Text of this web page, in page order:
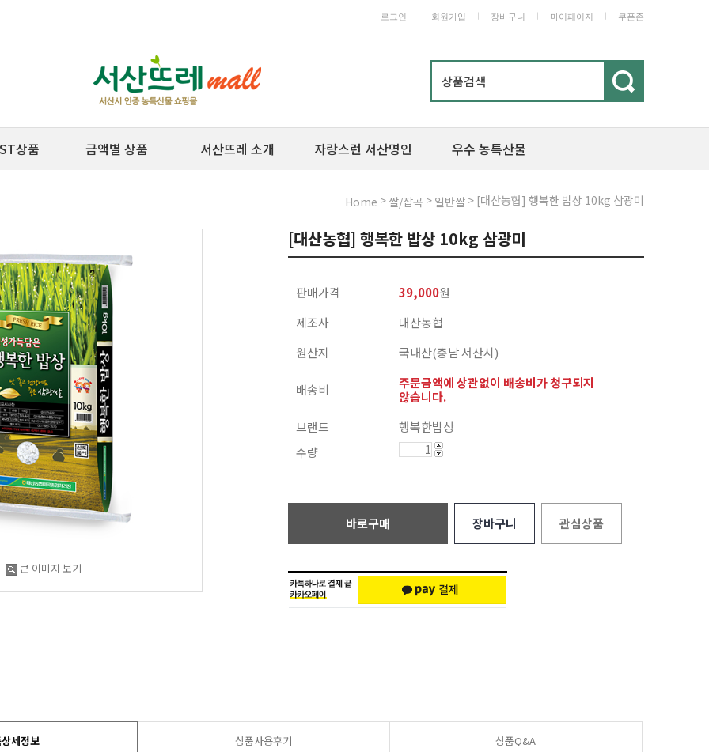
로그인 회원가입 장바구니 마이페이지 쿠폰존
상품검색
상품 금액별 상품 서산뜨레 소개 자랑스런 서산명인 우수 농특산물
Home > 쌀/잡곡 > 일반쌀 > [대산농협] 행복한 밥상 10kg 삼광미
큰 이미지 보기
[대산농협] 행복한 밥상 10kg 삼광미
판매가격 39,000원
제조사
대산농협
원산지
국내산(충남 서산시)
배송비
주문금액에 상관없이 배송비가 청구되지
않습니다.
브랜드
행복한밥상
수량
바로구매 장바구니 관심상품
세정보 상품사용후기 상품Q&A